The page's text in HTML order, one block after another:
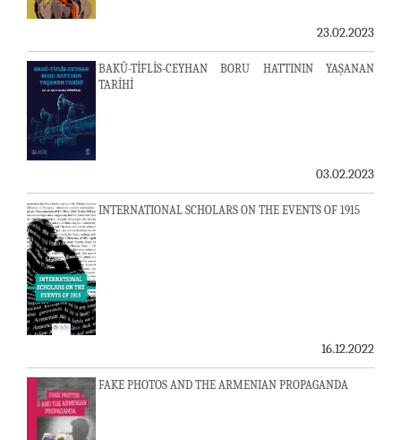
23.02.2023
BAKÜ-TİFLİS-CEYHAN BORU HATTININ YAŞANAN
TARİHİ
03.02.2023
INTERNATIONAL SCHOLARS ON THE EVENTS OF 1915
16.12.2022
FAKE PHOTOS AND THE ARMENIAN PROPAGANDA